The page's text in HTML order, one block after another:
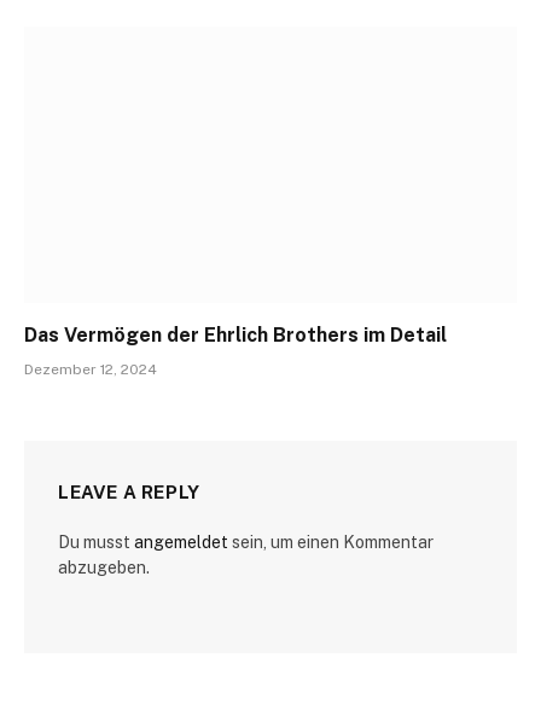
Das Vermögen der Ehrlich Brothers im Detail
Dezember 12, 2024
LEAVE A REPLY
Du musst angemeldet sein, um einen Kommentar
abzugeben.